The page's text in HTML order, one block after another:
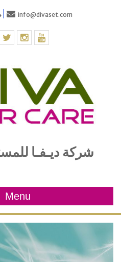
info@divaset.com
Menu